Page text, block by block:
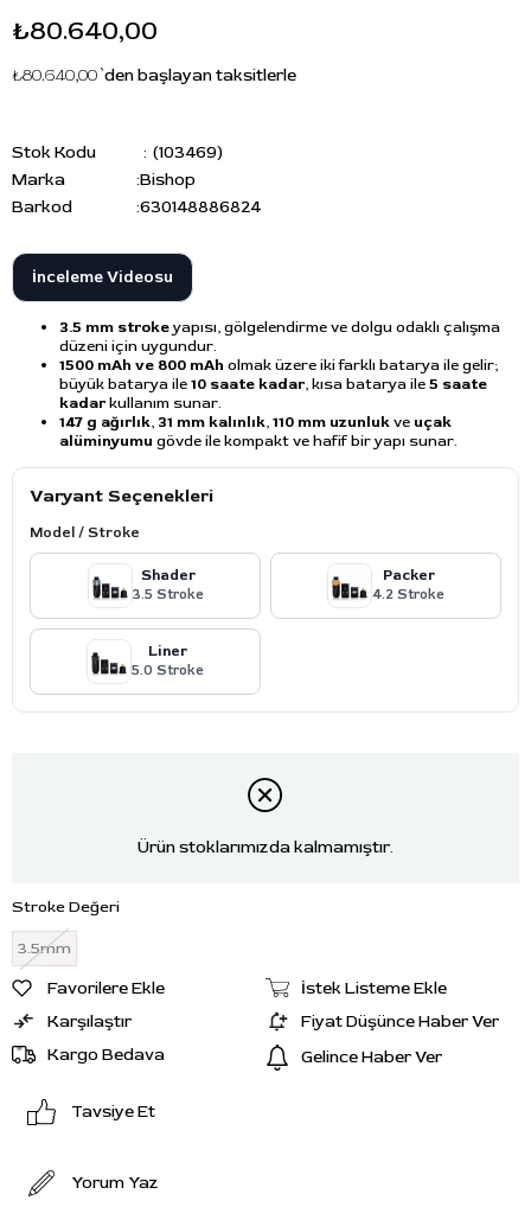
₺80.640,00
₺80.640,00`den başlayan taksitlerle
Stok Kodu
(103469)
Marka
:Bishop
Barkod
:630148886824
İnceleme Videosu
3.5 mm strokeyapısı, gölgelendirme ve dolgu odaklı çalışma
düzeni için uygundur.
1500 mAh ve 800 mAh olmak üzere iki farklı batarya ile gelir;
büyük batarya ile10 saate kadar, kısa batarya ile5 saate
kadarkullanım sunar.
147 g ağırlık, 31 mm kalınlık,110 mm uzunlukve uçak
alüminyumu gövde ile kompakt ve hafif bir yapı sunar.
Varyant Seçenekleri
Model / Stroke
Shader
3.5 Stroke
Packer
4.2 Stroke
Liner
5.0 Stroke
Ürün stoklarımızda kalmamıştır.
Stroke Değeri
3.5mm
Favorilere Ekle
İstek Listeme Ekle
Karşılaştır
Fiyat Düşünce Haber Ver
Kargo Bedava
Gelince Haber Ver
Tavsiye Et
Yorum Yaz